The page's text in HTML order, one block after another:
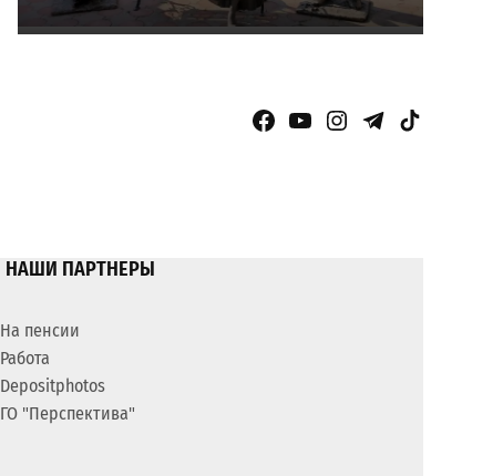
Facebook Page
YouTubeInstagram
Telegram
TikTok
НАШИ ПАРТНЕРЫ
На пенсии
Работа
Depositphotos
ГО "Перспектива"